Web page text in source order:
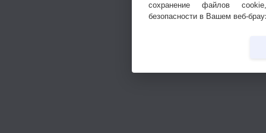
сохранение файлов
безопасности в Вашем веб-